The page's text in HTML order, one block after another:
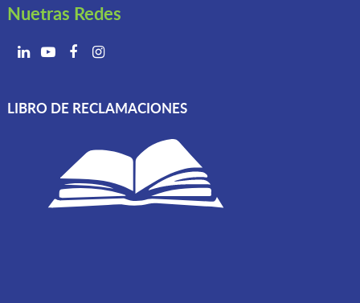
Nuetras Redes
LIBRO DE RECLAMACIONES